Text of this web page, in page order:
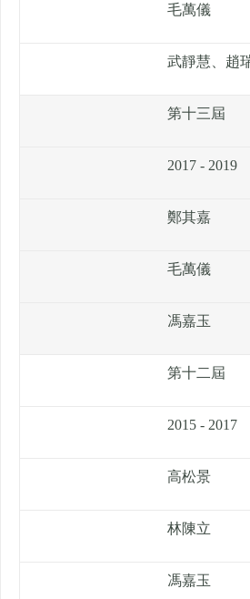
毛萬儀
武靜慧、趙
第十三屆
2017 - 2019
鄭其嘉
毛萬儀
馮嘉玉
第十二屆
2015 - 2017
高松景
林陳立
馮嘉玉